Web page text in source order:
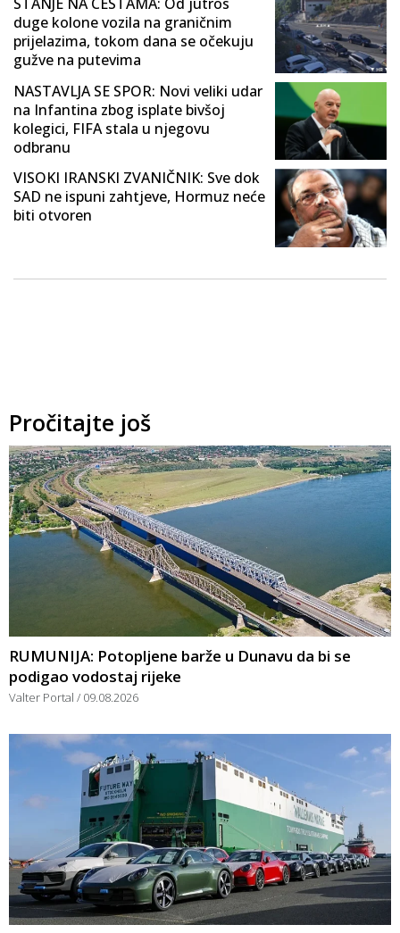
duge kolone vozila na graničnim
prijelazima, tokom dana se očekuju
gužve na putevima
NASTAVLJA SE SPOR: Novi veliki udar
na Infantina zbog isplate bivšoj
kolegici, FIFA stala u njegovu
odbranu
VISOKI IRANSKI ZVANIČNIK: Sve dok
SAD ne ispuni zahtjeve, Hormuz neće
biti otvoren
Pročitajte još
RUMUNIJA: Potopljene barže u Dunavu da bi se
podigao vodostaj rijeke
Valter Portal 09.08.2026